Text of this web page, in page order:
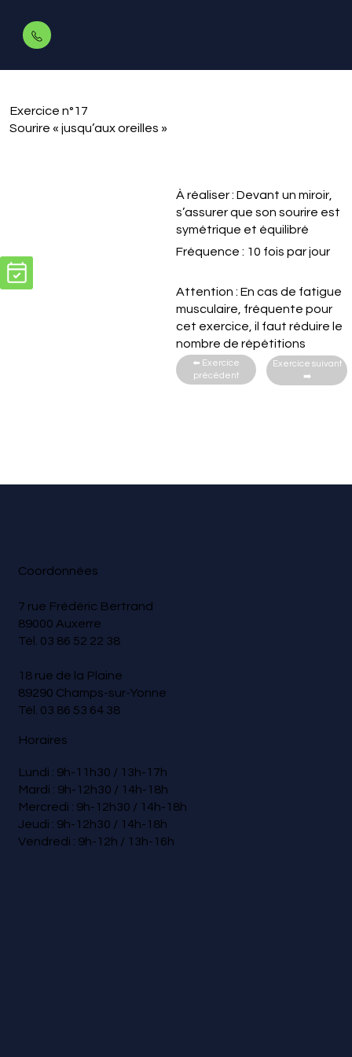
Exercice n°17
Sourire « jusqu’aux oreilles »
À réaliser : Devant un miroir,
s’assurer que son sourire est
symétrique et équilibré
Fréquence : 10 fois par jour
Attention : En cas de fatigue
musculaire, fréquente pour
cet exercice, il faut réduire le
nombre de répétitions
Exercice suivant
➡️​
⬅️​ Exercice
précédent​
Coordonnées
7 rue Frédéric Bertrand
89000 Auxerre
Tél. 03 86 52 22 38
18 rue de la Plaine
89290 Champs-sur-Yonne
Tél. 03 86 53 64 38
Horaires
Lundi : 9h-11h30 / 13h-17h
Mardi : 9h-12h30 / 14h-18h
Mercredi : 9h-12h30 / 14h-18h
Jeudi : 9h-12h30 / 14h-18h
Vendredi : 9h-12h / 13h-16h